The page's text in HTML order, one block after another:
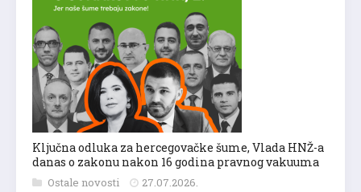
Ključna odluka za hercegovačke šume, Vlada HNŽ-a
danas o zakonu nakon 16 godina pravnog vakuuma
Ostale novosti 27.07.2026.